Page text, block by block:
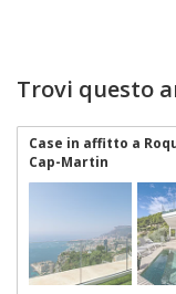
Trovi questo
Case in affitto a
Cap-Martin